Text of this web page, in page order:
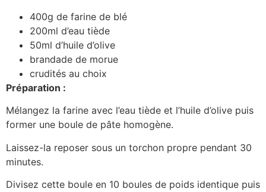
400g de farine de blé
200ml d’eau tiède
50ml d’huile d’olive
brandade de morue
crudités au choix
Préparation :
Mélangez la farine avec l’eau tiède et l’huile d’olive puis
former une boule de pâte homogène.
Laissez-la reposer sous un torchon propre pendant 30
minutes.
Divisez cette boule en 10 boules de poids identique puis